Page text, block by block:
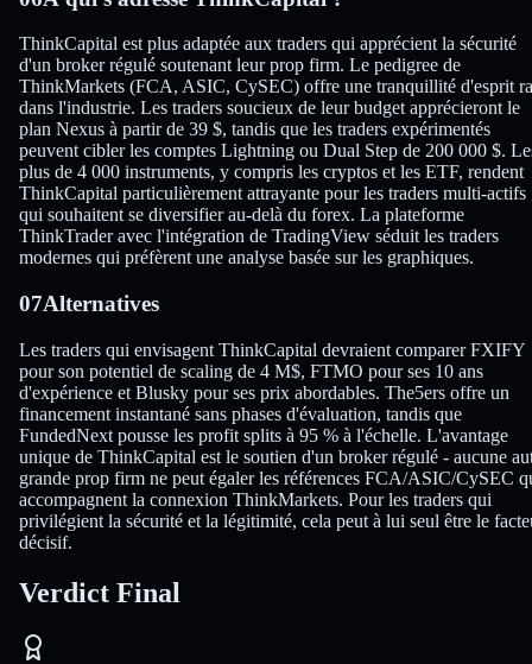
ThinkCapital est plus adaptée aux traders qui apprécient la sécurité
d'un broker régulé soutenant leur prop firm. Le pedigree de
ThinkMarkets (FCA, ASIC, CySEC) offre une tranquillité d'esprit
dans l'industrie. Les traders soucieux de leur budget apprécieront le
plan Nexus à partir de 39 $, tandis que les traders expérimentés
peuvent cibler les comptes Lightning ou Dual Step de 200 000 $.
plus de 4 000 instruments, y compris les cryptos et les ETF, rendent
ThinkCapital particulièrement attrayante pour les traders multi-actifs
qui souhaitent se diversifier au-delà du forex. La plateforme
ThinkTrader avec l'intégration de TradingView séduit les traders
modernes qui préfèrent une analyse basée sur les graphiques.
07Alternatives
Les traders qui envisagent ThinkCapital devraient comparer FXIFY
pour son potentiel de scaling de 4 M$, FTMO pour ses 10 ans
d'expérience et Blusky pour ses prix abordables. The5ers offre un
financement instantané sans phases d'évaluation, tandis que
FundedNext pousse les profit splits à 95 % à l'échelle. L'avantage
unique de ThinkCapital est le soutien d'un broker régulé - aucune
grande prop firm ne peut égaler les références FCA/ASIC/CySEC
accompagnent la connexion ThinkMarkets. Pour les traders qui
privilégient la sécurité et la légitimité, cela peut à lui seul être le
décisif.
Verdict Final